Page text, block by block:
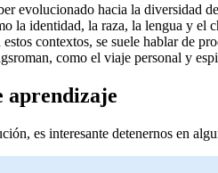
evolucionado hacia la diversidad
la identidad, la raza, la lengua y
contextos, se suele hablar de
como el viaje personal y
aprendizaje
es interesante detenernos en